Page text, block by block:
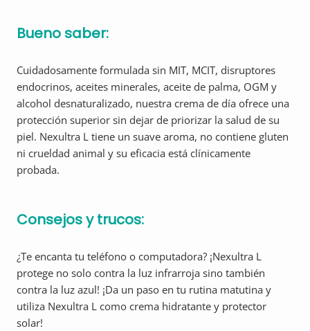
Bueno saber:
Cuidadosamente formulada sin MIT, MCIT, disruptores
endocrinos, aceites minerales, aceite de palma, OGM y
alcohol desnaturalizado, nuestra crema de día ofrece una
protección superior sin dejar de priorizar la salud de su
piel. Nexultra L tiene un suave aroma, no contiene gluten
ni crueldad animal y su eficacia está clínicamente
probada.
Consejos y trucos:
¿Te encanta tu teléfono o computadora? ¡Nexultra L
protege no solo contra la luz infrarroja sino también
contra la luz azul! ¡Da un paso en tu rutina matutina y
utiliza Nexultra L como crema hidratante y protector
solar!